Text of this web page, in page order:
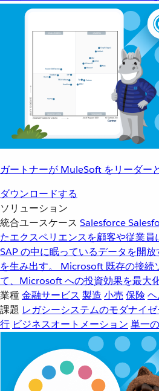
ガートナーが MuleSoft をリーダー
ダウンロードする
ソリューション
統合ユースケース Salesforce
たエクスペリエンスを顧客や従業員
SAP の中に眠っているデータを開
を生み出す。
Microsoft 既存の接続
て、Microsoft への投資効果を最大化
業種金融サービス 製造 小売 保険
課題 レガシーシステムのモダナイ
行 ビジネスオートメーション 単一